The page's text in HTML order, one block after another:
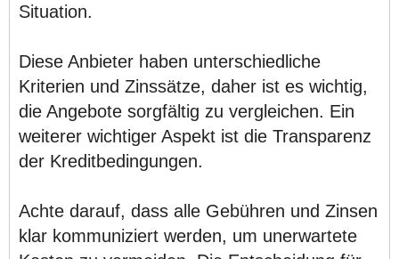
Situation.
Diese Anbieter haben unterschiedliche
Kriterien und Zinssätze, daher ist es wichtig,
die Angebote sorgfältig zu vergleichen. Ein
weiterer wichtiger Aspekt ist die Transparenz
der Kreditbedingungen.
Achte darauf, dass alle Gebühren und Zinsen
klar kommuniziert werden, um unerwartete